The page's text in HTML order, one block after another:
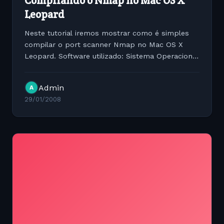
Leopard
Neste tutorial iremos mostrar como é simples
compilar o port scanner Nmap no Mac OS X
Leopard. Software utilizado: Sistema Operacional
Ghz 1 GB RAM DDR2 667 Mhz O...
A Admin
29/01/2008